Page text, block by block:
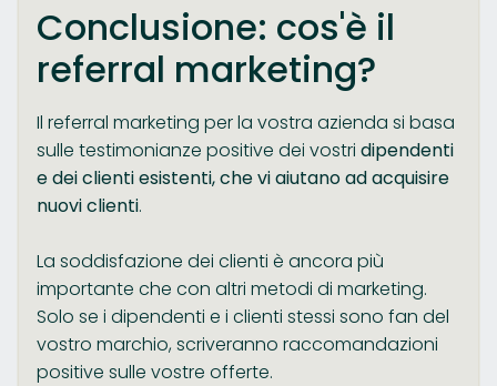
Conclusione: cos'è il
referral marketing?
Il referral marketing per la vostra azienda si basa
sulle testimonianze positive dei vostri dipendenti
e dei clienti esistenti, che vi aiutano ad acquisire
nuovi clienti.
La soddisfazione dei clienti è ancora più
importante che con altri metodi di marketing.
Solo se i dipendenti e i clienti stessi sono fan del
vostro marchio, scriveranno raccomandazioni
positive sulle vostre offerte.